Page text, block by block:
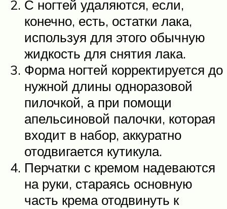
С ногтей удаляются, если,
конечно, есть, остатки лака,
используя для этого обычную
жидкость для снятия лака.
Форма ногтей корректируется до
нужной длины одноразовой
пилочкой, а при помощи
апельсиновой палочки, которая
входит в набор, аккуратно
отодвигается кутикула.
Перчатки с кремом надеваются
на руки, стараясь основную
часть крема отодвинуть к